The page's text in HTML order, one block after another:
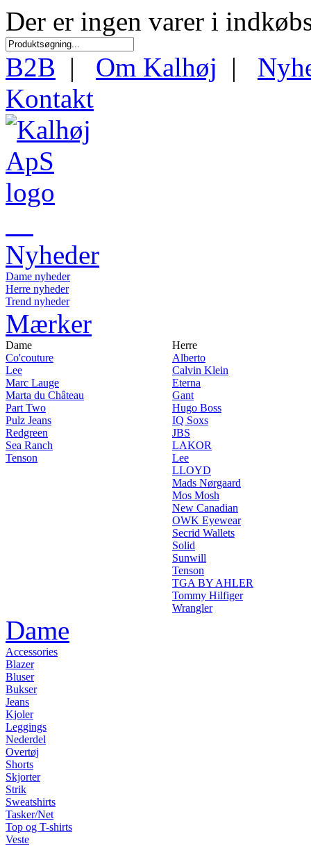
Der er ingen varer i
B2B | Om Kalhøj |
Kontakt
Nyheder
Dame nyheder
Herre nyheder
Trend nyheder
Mærker
Dame
Co'couture
Lee
Marc Lauge
Marta du Château
Part Two
Pulz Jeans
Redgreen
Sea Ranch
Tenson
Herre
Alberto
Calvin Klein
Eterna
Gant
Hugo Boss
IQ Soxs
JBS
LAKOR
Lee
LLOYD
Mads Nørgaard
Mos Mosh
New Canadian
OWK Eyewear
Secrid Wallets
Solid
Sunwill
Tenson
TGA BY AHLER
Tommy Hilfiger
Wrangler
Dame
Accessories
Blazer
Bluser
Bukser
Jeans
Kjoler
Leggings
Nederdel
Overtøj
Shorts
Skjorter
Strik
Sweatshirts
Tasker/Net
Top og T-shirts
Veste